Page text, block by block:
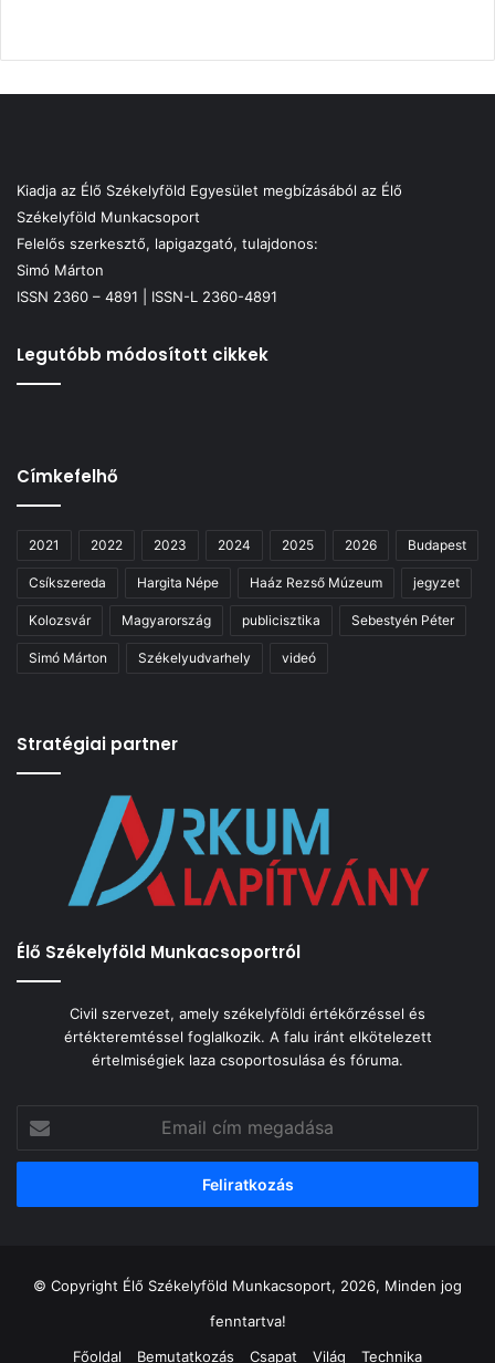
Kiadja az Élő Székelyföld Egyesület megbízásából az Élő
Székelyföld Munkacsoport
Felelős szerkesztő, lapigazgató, tulajdonos:
Simó Márton
ISSN 2360 – 4891 | ISSN-L 2360-4891
Legutóbb módosított cikkek
Címkefelhő
2021 2022 2023 2024 2025 2026 Budapest
Csíkszereda Hargita Népe Haáz Rezső Múzeum jegyzet
Kolozsvár Magyarország publicisztika Sebestyén Péter
Simó Márton Székelyudvarhely videó
Stratégiai partner
Élő Székelyföld Munkacsoportról
Civil szervezet, amely székelyföldi értékőrzéssel és
értékteremtéssel foglalkozik. A falu iránt elkötelezett
értelmiségiek laza csoportosulása és fóruma.
cím
megadása
© Copyright Élő Székelyföld Munkacsoport, 2026, Minden jog
fenntartva!
Főoldal
Bemutatkozás Csapat Világ Technika